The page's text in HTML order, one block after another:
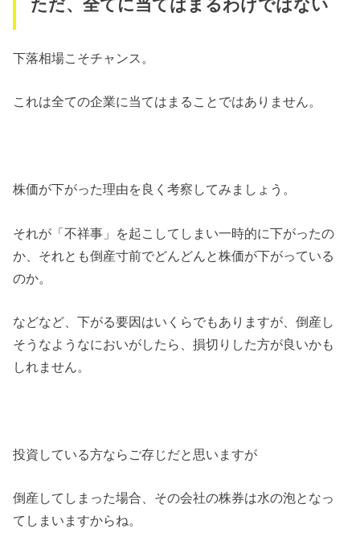
ただ、全てに当てはまるわけではない
下落相場こそチャンス。
これは全ての企業に当てはまることではありません。
株価が下がった理由を良く考察してみましょう。
それが「不祥事」を起こしてしまい一時的に下がったの
か、それとも倒産寸前でどんどんと株価が下がっている
のか。
などなど、下がる要因はいくらでもありますが、倒産し
そうなようなにおいがしたら、損切りした方が良いかも
しれません。
投資している方ならご存じだと思いますが
倒産してしまった場合、その会社の株券は水の泡となっ
てしまいますからね。